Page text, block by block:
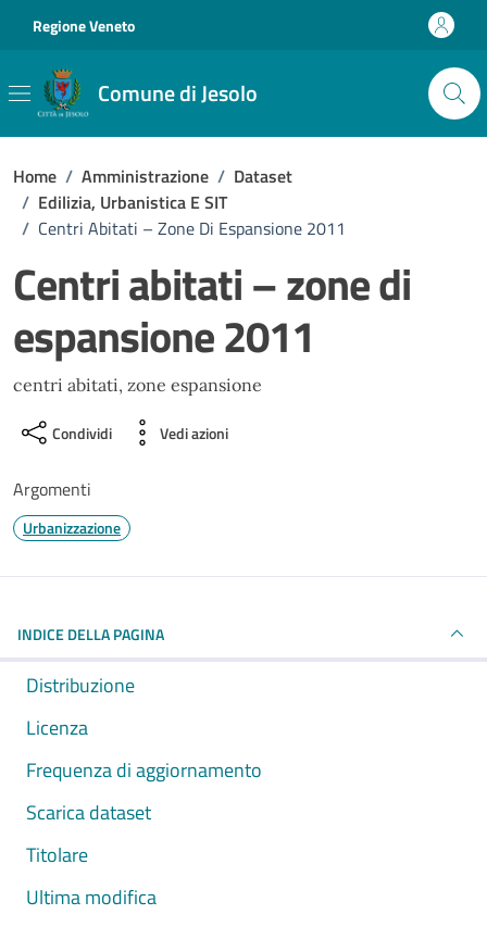
Regione Veneto
Comune di Jesolo
Home / Amministrazione / Dataset
/ Edilizia, Urbanistica E SIT
/ Centri Abitati – Zone Di Espansione 2011
Centri abitati – zone di
espansione 2011
centri abitati, zone espansione
Condividi Vedi azioni
Argomenti
Urbanizzazione
INDICE DELLA PAGINA
Distribuzione
Licenza
Frequenza di aggiornamento
Scarica dataset
Titolare
Ultima modifica